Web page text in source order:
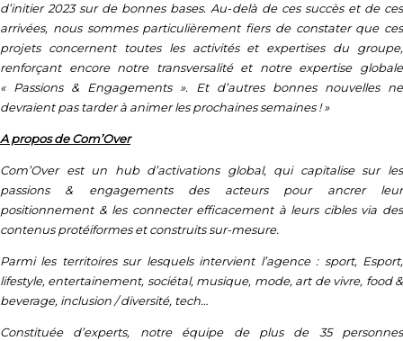
d’initier 2023 sur de bonnes bases. Au-delà de ces succès et de ces
arrivées, nous sommes particulièrement fiers de constater que ces
projets concernent toutes les activités et expertises du groupe,
renforçant encore notre transversalité et notre expertise globale
« Passions & Engagements ». Et d’autres bonnes nouvelles ne
devraient pas tarder à animer les prochaines semaines ! »
A propos de Com’Over
Com’Over est un hub d’activations global, qui capitalise sur les
passions & engagements des acteurs pour ancrer leur
positionnement & les connecter efficacement à leurs cibles via des
contenus protéiformes et construits sur-mesure.
Parmi les territoires sur lesquels intervient l’agence : sport, Esport,
lifestyle, entertainement, sociétal, musique, mode, art de vivre, food &
beverage, inclusion / diversité, tech…
Constituée d’experts, notre équipe de plus de 35 personnes